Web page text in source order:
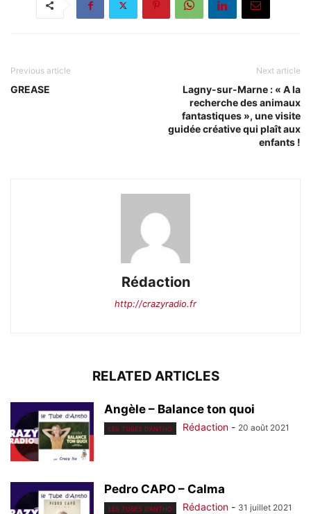
Previous article
GREASE
Next article
Lagny-sur-Marne : « A la
recherche des animaux
fantastiques », une visite
guidée créative qui plaît aux
enfants !
Rédaction
http://crazyradio.fr
RELATED ARTICLES
Angèle – Balance ton quoi
LES TUBES D'ANTHO Rédaction - 20 août 2021
Pedro CAPO – Calma
LES TUBES D'ANTHO Rédaction - 31 juillet 2021